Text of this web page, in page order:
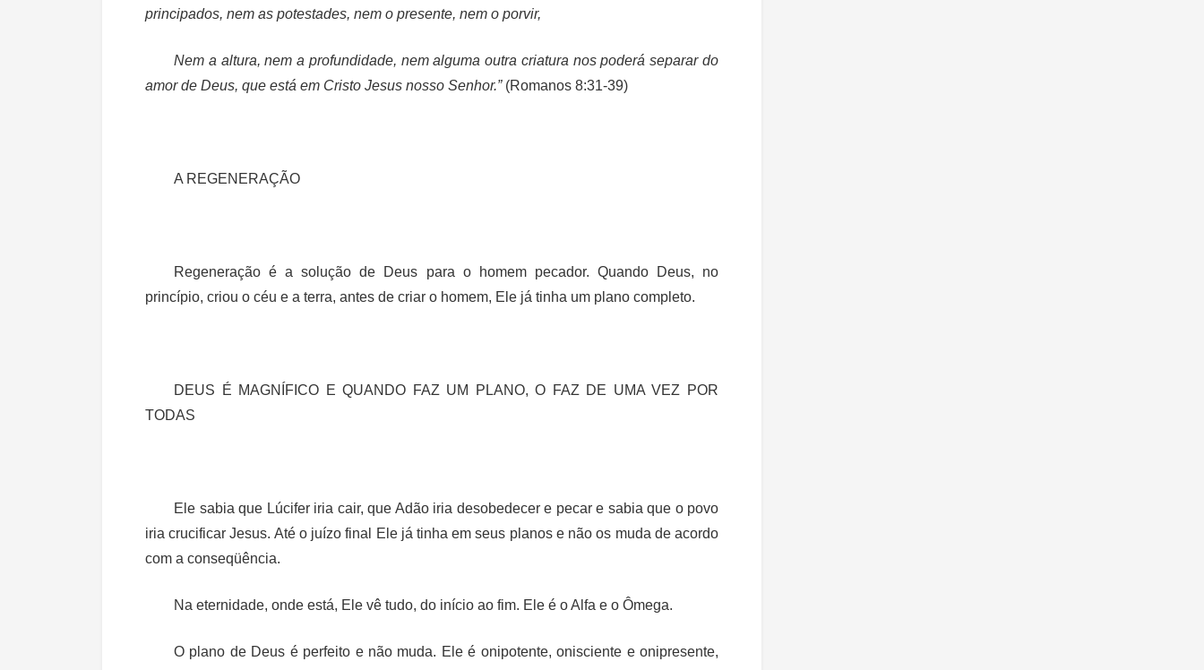
principados, nem as potestades, nem o presente, nem o porvir,
Nem a altura, nem a profundidade, nem alguma outra criatura nos poderá separar do
amor de Deus, que está em Cristo Jesus nosso Senhor.” (Romanos 8:31-39)
A REGENERAÇÃO
Regeneração é a solução de Deus para o homem pecador. Quando Deus, no
princípio, criou o céu e a terra, antes de criar o homem, Ele já tinha um plano completo.
DEUS É MAGNÍFICO E QUANDO FAZ UM PLANO, O FAZ DE UMA VEZ POR
TODAS
Ele sabia que Lúcifer iria cair, que Adão iria desobedecer e pecar e sabia que o povo
iria crucificar Jesus. Até o juízo final Ele já tinha em seus planos e não os muda de acordo
com a conseqüência.
Na eternidade, onde está, Ele vê tudo, do início ao fim. Ele é o Alfa e o Ômega.
O plano de Deus é perfeito e não muda. Ele é onipotente, onisciente e onipresente,